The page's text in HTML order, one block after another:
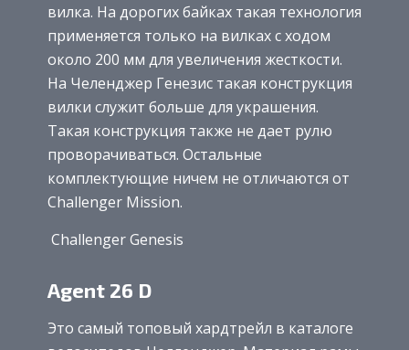
вилка. На дорогих байках такая технология
применяется только на вилках с ходом
около 200 мм для увеличения жесткости.
На Челенджер Генезис такая конструкция
вилки служит больше для украшения.
Такая конструкция также не дает рулю
проворачиваться. Остальные
комплектующие ничем не отличаются от
Challenger Mission.
Challenger Genesis
Agent 26 D
Это самый топовый хардтрейл в каталоге